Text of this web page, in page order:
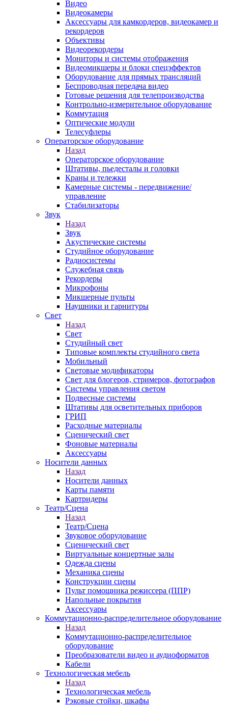
Видео
Видеокамеры
Аксессуары для камкордеров, видеокамер и
рекордеров
Объективы
Видеорекордеры
Мониторы и системы отображения
Видеомикшеры и блоки спецэффектов
Оборудование для прямых трансляций
Беспроводная передача видео
Готовые решения для телепроизводства
Контрольно-измерительное оборудование
Коммутация
Оптические модули
Телесуфлеры
Операторское оборудование
Назад
Операторское оборудование
Штативы, пьедесталы и головки
Краны и тележки
Камерные системы - передвижение/
управление
Стабилизаторы
Звук
Назад
Звук
Акустические системы
Студийное оборудование
Радиосистемы
Служебная связь
Рекордеры
Микрофоны
Микшерные пульты
Наушники и гарнитуры
Свет
Назад
Свет
Студийный свет
Типовые комплекты студийного света
Мобильный
Световые модификаторы
Свет для блогеров, стримеров, фотографов
Системы управления светом
Подвесные системы
Штативы для осветительных приборов
ГРИП
Расходные материалы
Сценический свет
Фоновые материалы
Аксессуары
Носители данных
Назад
Носители данных
Карты памяти
Картридеры
Театр/Сцена
Назад
Театр/Сцена
Звуковое оборудование
Сценический свет
Виртуальные концертные залы
Одежда сцены
Механика сцены
Конструкции сцены
Пульт помощника режиссера (ППР)
Напольные покрытия
Аксессуары
Коммутационно-распределительное оборудование
Назад
Коммутационно-распределительное
оборудование
Преобразователи видео и аудиоформатов
Кабели
Технологическая мебель
Назад
Технологическая мебель
Рэковые стойки, шкафы